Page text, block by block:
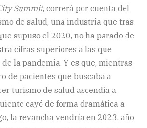
Summit, correrá por cuenta del
de salud, una industria que tras
supuso el 2020, no ha parado de
cifras superiores a las que
la pandemia. Y es que, mientras
de pacientes que buscaba a
turismo de salud ascendía a
cayó de forma dramática a
la revancha vendría en 2023, año